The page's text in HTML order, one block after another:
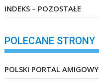
INDEKS – POZOSTAŁE
POLECANE STRONY
POLSKI PORTAL AMIGOWY